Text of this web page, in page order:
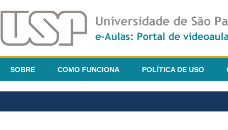
SOBRE COMO FUNCIONA POLÍTICA DE USO